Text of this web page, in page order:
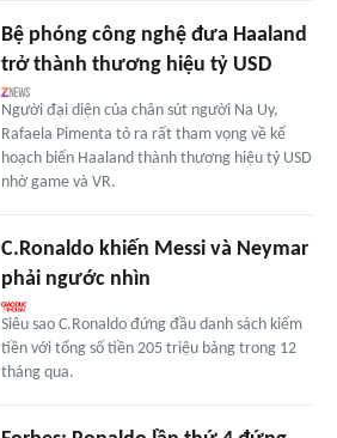
Bệ phóng công nghệ đưa Haaland
trở thành thương hiệu tỷ USD
Người đại diện của chân sút người Na Uy,
Rafaela Pimenta tỏ ra rất tham vọng về kế
hoạch biến Haaland thành thương hiệu tỷ USD
nhờ game và VR.
C.Ronaldo khiến Messi và Neymar
phải ngước nhìn
Siêu sao C.Ronaldo đứng đầu danh sách kiếm
tiền với tổng số tiền 205 triệu bảng trong 12
tháng qua.